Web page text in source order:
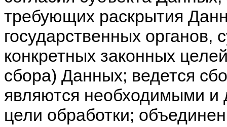
требующих раскрытия
государственных органов,
конкретных законных
сбора) Данных; ведется
являются необходимыми и
цели обработки;